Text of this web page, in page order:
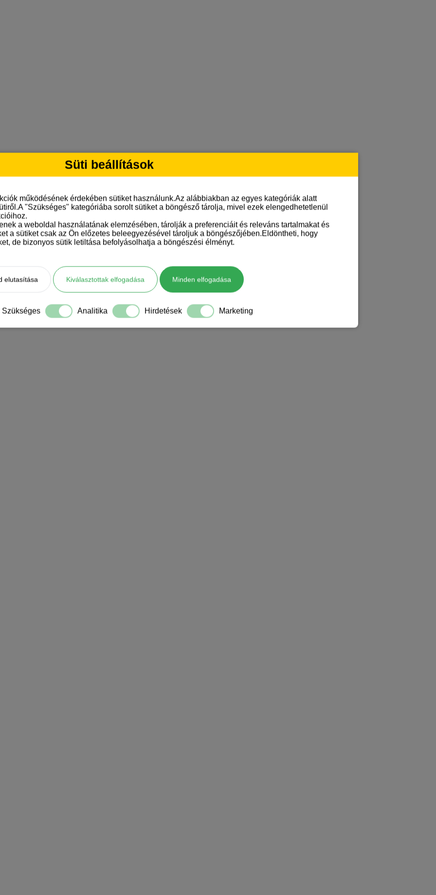
Süti beállítások
működésének érdekében sütiket használunk.Az alábbiakban az egyes kategóriák alatt
"Szükséges" kategóriába sorolt sütiket a böngésző tárolja, mivel ezek elengedhetetlenül
a weboldal használatának elemzésében, tárolják a preferenciáit és releváns tartalmakat és
a sütiket csak az Ön előzetes beleegyezésével tároljuk a böngészőjében.Eldöntheti, hogy
de bizonyos sütik letiltása befolyásolhatja a böngészési élményt.
elutasítása Kiválasztottak elfogadása Minden elfogadása
Szükséges Analitika Hirdetések Marketing